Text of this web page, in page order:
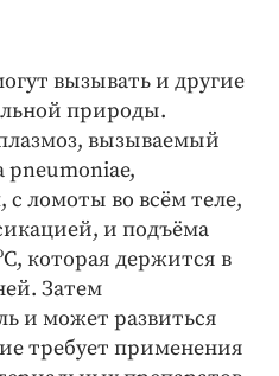
вызывать и другие
природы.
вызываемый
pneumoniae,
с ломоты во всём теле,
и подъёма
С, которая держится в
Затем
и может развиться
требует применения